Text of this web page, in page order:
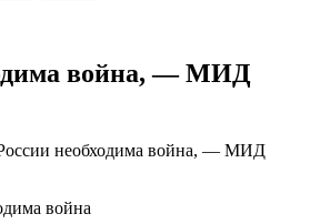
война, — МИД
необходима война, — МИД